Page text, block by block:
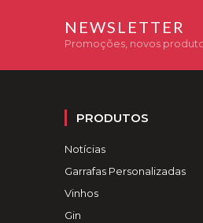
NEWSLETTER
Promoções, novos
PRODUTOS
Notícias
Garrafas Personalizadas
Vinhos
Gin